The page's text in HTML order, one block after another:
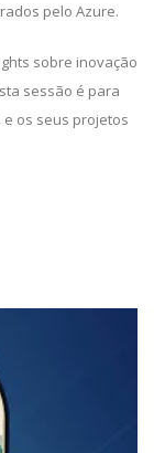
pelo Azure.
sobre inovação
sessão é para
os seus projetos